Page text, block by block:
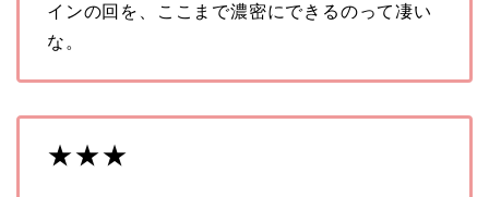
インの回を、ここまで濃密にできるのって凄い
な。
★★★